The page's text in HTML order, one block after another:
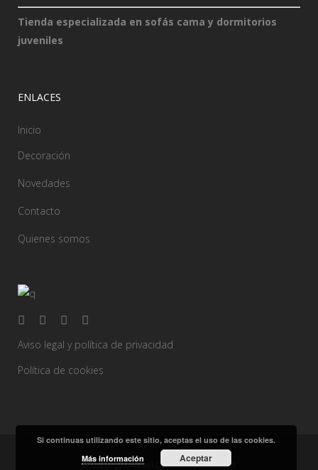
Tienda especializada en sofás cama y dormitorios
juveniles
ENLACES
Inicio
Decoración
Novedades
Contacto
Quienes somos
Aviso legal y política de privacidad
Política de cookies
© Copyright Rafael Caballero Decoración
Si continuas utilizando este sitio, aceptas el uso de las cookies.
Más información
Aceptar